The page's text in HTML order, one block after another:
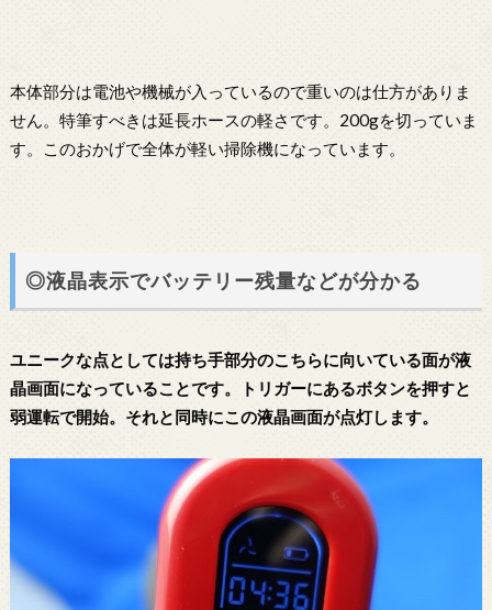
本体部分は電池や機械が入っているので重いのは仕方がありま
せん。特筆すべきは延長ホースの軽さです。200gを切っていま
す。このおかげで全体が軽い掃除機になっています。
◎液晶表示でバッテリー残量などが分かる
ユニークな点としては持ち手部分のこちらに向いている面が液
晶画面になっていることです。トリガーにあるボタンを押すと
弱運転で開始。それと同時にこの液晶画面が点灯します。